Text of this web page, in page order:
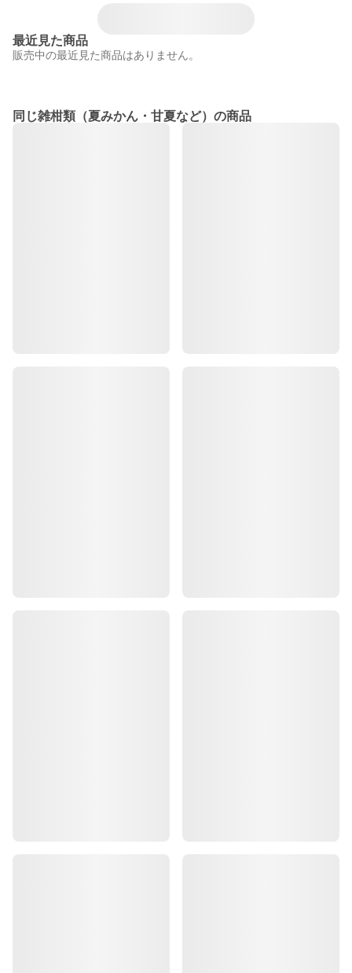
最近見た商品
販売中の最近見た商品はありません。
同じ雑柑類（夏みかん・甘夏など）の商品